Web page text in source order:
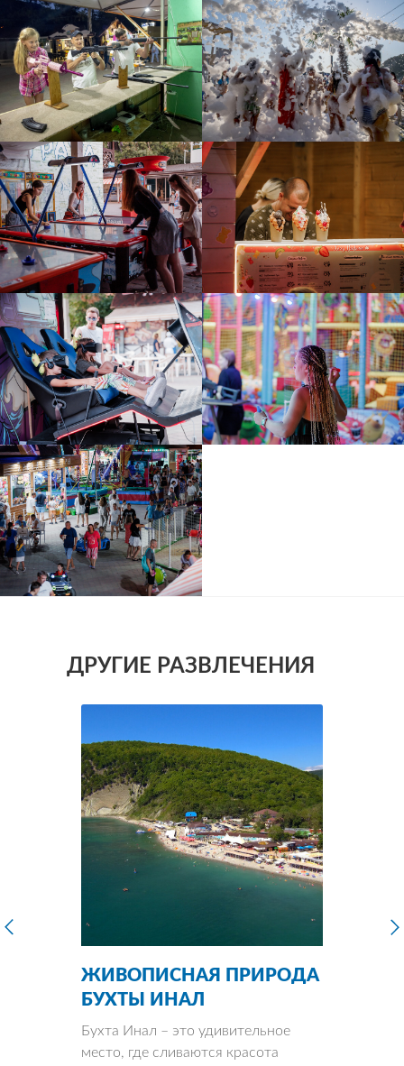
ДРУГИЕ РАЗВЛЕЧЕНИЯ
ЖИВОПИСНАЯ ПРИРОДА
БУХТЫ ИНАЛ
Бухта Инал – это удивительное
место, где сливаются красота